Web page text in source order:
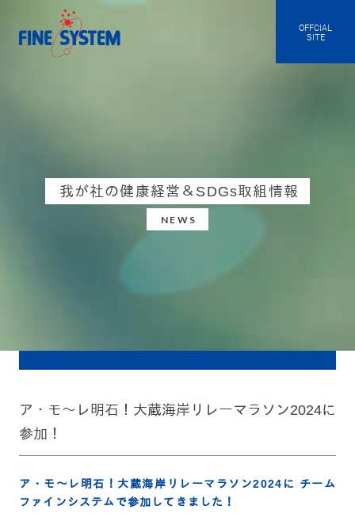
OFFCIAL
SITE
我が社の健康経営＆SDGs取組情報
NEWS
ア・モ～レ明石！大蔵海岸リレーマラソン2024に
参加！
ア・モ～レ明石！大蔵海岸リレーマラソン2024に チーム
ファインシステムで参加してきました！